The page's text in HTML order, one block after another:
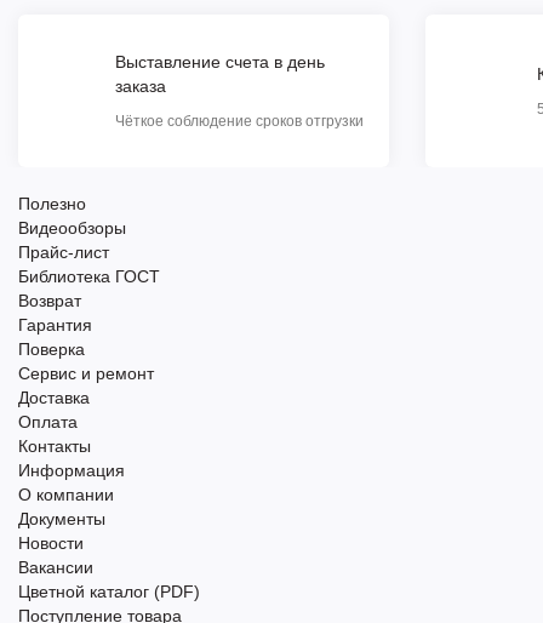
Выставление счета в день
заказа
Чёткое соблюдение сроков отгрузки
Полезно
Видеообзоры
Прайс-лист
Библиотека ГОСТ
Возврат
Гарантия
Поверка
Сервис и ремонт
Доставка
Оплата
Контакты
Информация
О компании
Документы
Новости
Вакансии
Цветной каталог (PDF)
Поступление товара